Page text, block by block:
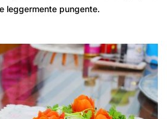
leggermente pungente.